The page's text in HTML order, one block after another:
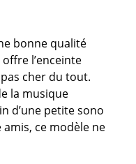
bonne qualité
l’enceinte
cher du tout.
la musique
d’une petite sono
ce modèle ne